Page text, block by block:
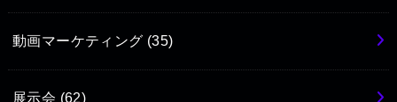
動画マーケティング (35)
展示会 (62)